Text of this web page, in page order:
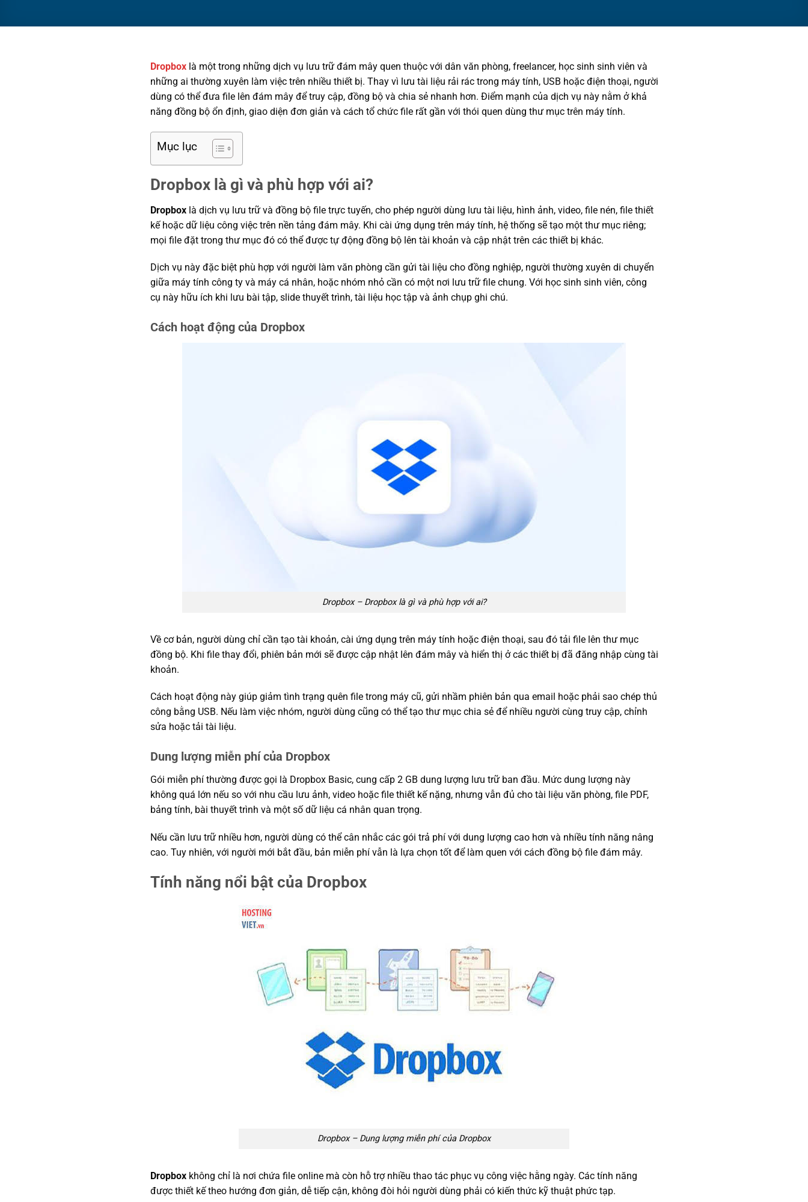
Dropboxlà một trong những dịch vụ lưu trữ đám mây quen thuộc với dân văn phòng, freelancer, học sinh sinh viên và
những ai thường xuyên làm việc trên nhiều thiết bị. Thay vì lưu tài liệu rải rác trong máy tính, USB hoặc điện thoại, người
dùng có thể đưa file lên đám mây để truy cập, đồng bộ và chia sẻ nhanh hơn. Điểm mạnh của dịch vụ này nằm ở khả
năng đồng bộ ổn định, giao diện đơn giản và cách tổ chức file rất gần với thói quen dùng thư mục trên máy tính.
Mục lục
Dropbox là gì và phù hợp với ai?
Dropboxlà dịch vụ lưu trữ và đồng bộ file trực tuyến, cho phép người dùng lưu tài liệu, hình ảnh, video, file nén, file thiết
kế hoặc dữ liệu công việc trên nền tảng đám mây. Khi cài ứng dụng trên máy tính, hệ thống sẽ tạo một thư mục riêng;
mọi file đặt trong thư mục đó có thể được tự động đồng bộ lên tài khoản và cập nhật trên các thiết bị khác.
Dịch vụ này đặc biệt phù hợp với người làm văn phòng cần gửi tài liệu cho đồng nghiệp, người thường xuyên di chuyển
giữa máy tính công ty và máy cá nhân, hoặc nhóm nhỏ cần có một nơi lưu trữ file chung. Với học sinh sinh viên, công
cụ này hữu ích khi lưu bài tập, slide thuyết trình, tài liệu học tập và ảnh chụp ghi chú.
Cách hoạt động của Dropbox
Dropbox – Dropbox là gì và phù hợp với ai?
Về cơ bản, người dùng chỉ cần tạo tài khoản, cài ứng dụng trên máy tính hoặc điện thoại, sau đó tải file lên thư mục
đồng bộ. Khi file thay đổi, phiên bản mới sẽ được cập nhật lên đám mây và hiển thị ở các thiết bị đã đăng nhập cùng tài
khoản.
Cách hoạt động này giúp giảm tình trạng quên file trong máy cũ, gửi nhầm phiên bản qua email hoặc phải sao chép thủ
công bằng USB. Nếu làm việc nhóm, người dùng cũng có thể tạo thư mục chia sẻ để nhiều người cùng truy cập, chỉnh
sửa hoặc tải tài liệu.
Dung lượng miễn phí của Dropbox
Gói miễn phí thường được gọi là Dropbox Basic, cung cấp 2 GB dung lượng lưu trữ ban đầu. Mức dung lượng này
không quá lớn nếu so với nhu cầu lưu ảnh, video hoặc file thiết kế nặng, nhưng vẫn đủ cho tài liệu văn phòng, file PDF,
bảng tính, bài thuyết trình và một số dữ liệu cá nhân quan trọng.
Nếu cần lưu trữ nhiều hơn, người dùng có thể cân nhắc các gói trả phí với dung lượng cao hơn và nhiều tính năng nâng
cao. Tuy nhiên, với người mới bắt đầu, bản miễn phí vẫn là lựa chọn tốt để làm quen với cách đồng bộ file đám mây.
Tính năng nổi bật của Dropbox
Dropbox – Dung lượng miễn phí của Dropbox
Dropboxkhông chỉ là nơi chứa file online mà còn hỗ trợ nhiều thao tác phục vụ công việc hằng ngày. Các tính năng
được thiết kế theo hướng đơn giản, dễ tiếp cận, không đòi hỏi người dùng phải có kiến thức kỹ thuật phức tạp.